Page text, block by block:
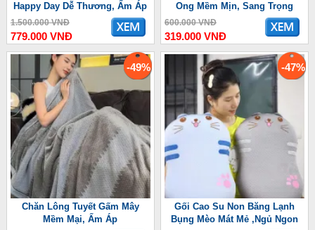
Happy Day Dễ Thương, Ấm Áp
1.500.000 VNĐ
779.000 VNĐ
Ong Mềm Mịn, Sang Trọng
600.000 VNĐ
319.000 VNĐ
-49%
Chăn Lông Tuyết Gấm Mây
Mềm Mại, Ấm Áp
-47%
Gối Cao Su Non Băng Lạnh
Bụng Mèo Mát Mẻ ,Ngủ Ngon